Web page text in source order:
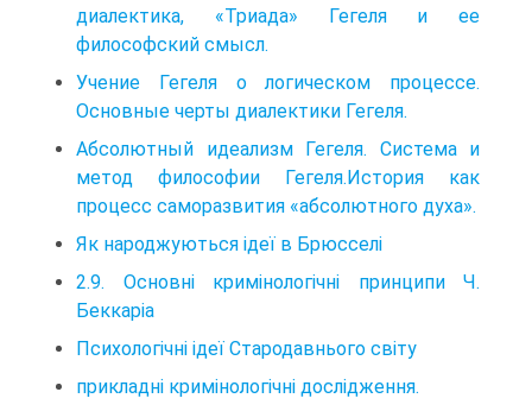
диалектика, «Триада» Гегеля и ее
философский смысл.
Учение Гегеля о логическом процессе.
Основные черты диалектики Гегеля.
Абсолютный идеализм Гегеля. Система и
метод философии Гегеля.История как
процесс саморазвития «абсолютного духа».
Як народжуються ідеї в Брюсселі
2.9. Основні кримінологічні принципи Ч.
Беккаріа
Психологічні ідеї Стародавнього світу
прикладні кримінологічні дослідження.